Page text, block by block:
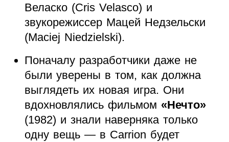
Веласко (Cris Velasco) и
звукорежиссер Мацей Недзельски
(Maciej Niedzielski).
Поначалу разработчики даже не
были уверены в том, как должна
выглядеть их новая игра. Они
вдохновлялись фильмом «Нечто»
(1982) и знали наверняка только
одну вещь — в Carrion будет